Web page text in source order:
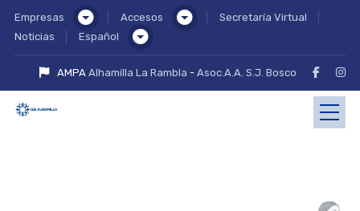
Empresas Accesos
Secretaría Virtual
Noticias
Español
AMPAAlhamilla La Rambla -Asoc.A.A. S.J. Bosco